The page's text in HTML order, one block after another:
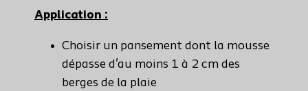
Application :
Choisir un pansement dont la mousse
dépasse d'au moins 1 à 2 cm des
berges de la plaie